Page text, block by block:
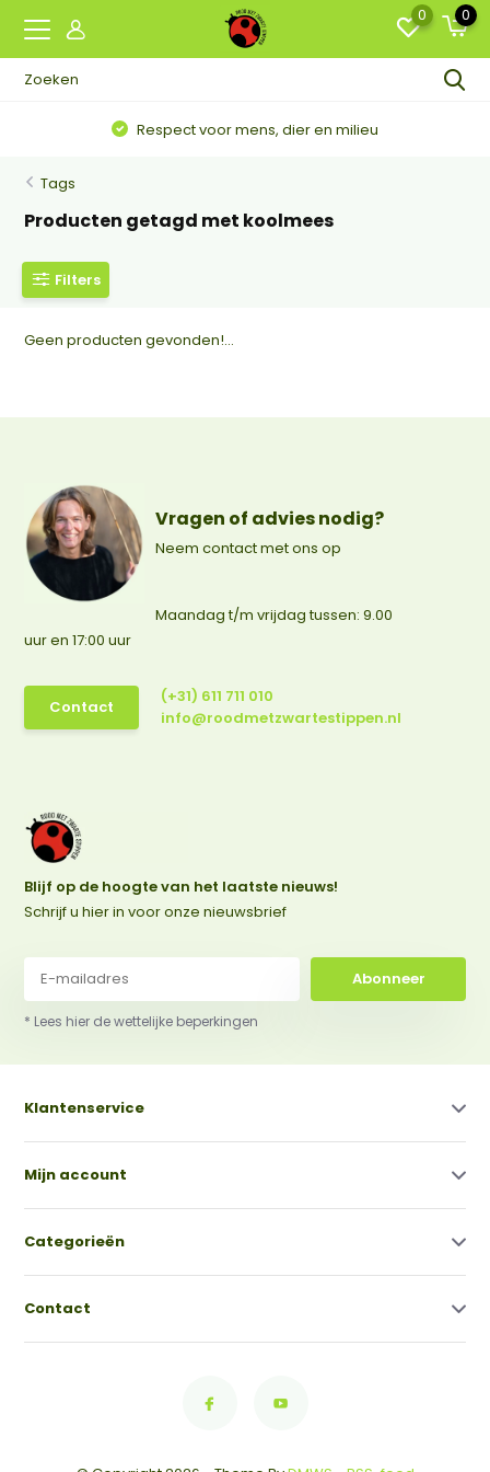
0 0
Respect voor mens, dier en milieu
Tags
Producten getagd met koolmees
Filters
Geen producten gevonden!...
Vragen of advies nodig?
Neem contact met ons op
Maandag t/m vrijdag tussen: 9.00
uur en 17:00 uur
Contact
(+31) 611 711 010
info@roodmetzwartestippen.nl
Blijf op de hoogte van het laatste nieuws!
Schrijf u hier in voor onze nieuwsbrief
Abonneer
* Lees hier de wettelijke beperkingen
Klantenservice
Mijn account
Categorieën
Contact